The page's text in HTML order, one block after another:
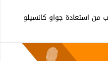
من استعادة جواو كانسيلو